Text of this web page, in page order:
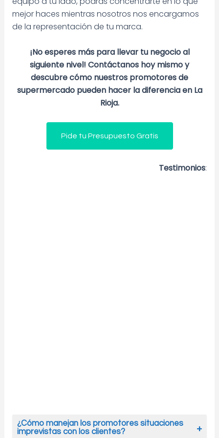
mejor haces mientras nosotros nos encargamos
de la representación de tu marca.
¡No esperes más para llevar tu negocio al
siguiente nivel! Contáctanos hoy mismo y
descubre cómo nuestros promotores de
supermercado pueden hacer la diferencia en La
Rioja.
Pide tu Presupuesto Gratis
Testimonios:
¿Cómo manejan los promotores situaciones
imprevistas con los clientes?